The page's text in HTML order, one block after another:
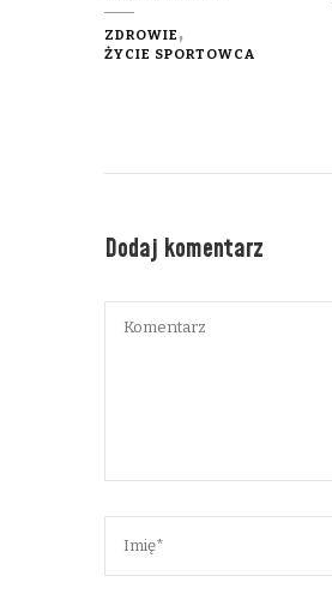
ZDROWIE
ŻYCIE SPORTOWCA
Dodaj komentarz